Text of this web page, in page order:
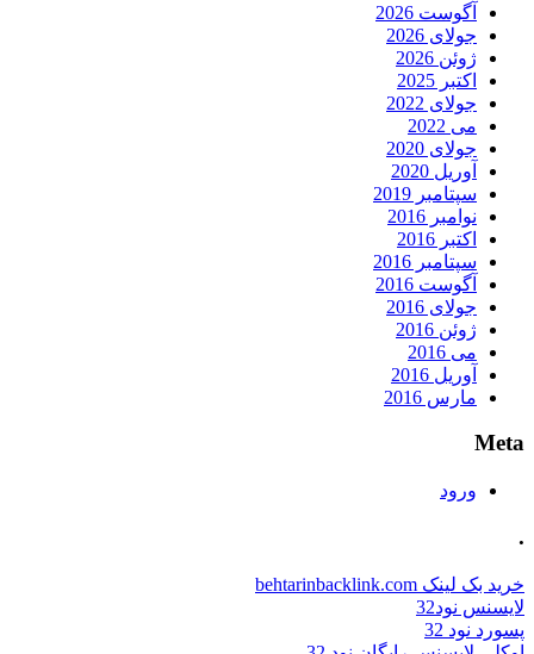
آگوست 2026
جولای 2026
ژوئن 2026
اکتبر 2025
جولای 2022
می 2022
جولای 2020
آوریل 2020
سپتامبر 2019
نوامبر 2016
اکتبر 2016
سپتامبر 2016
آگوست 2016
جولای 2016
ژوئن 2016
می 2016
آوریل 2016
مارس 2016
Meta
ورود
.
خرید بک لینک behtarinbacklink.com
لایسنس نود32
پسورد نود 32